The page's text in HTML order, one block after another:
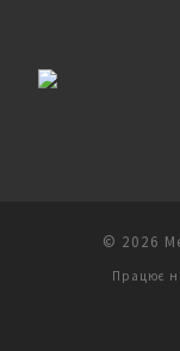
© 2026
Працює